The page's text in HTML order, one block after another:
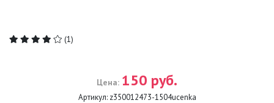
(1)
Цена: 150 руб.
Артикул: z350012473-1504ucenka